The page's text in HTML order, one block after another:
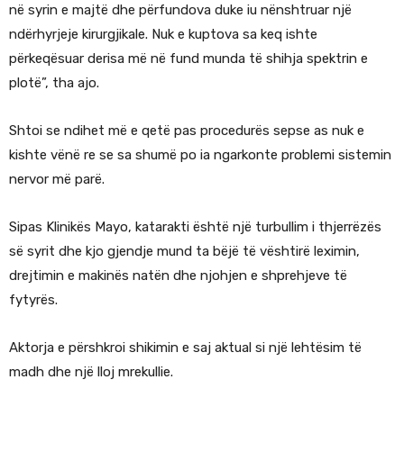
në syrin e majtë dhe përfundova duke iu nënshtruar një
ndërhyrjeje kirurgjikale. Nuk e kuptova sa keq ishte
përkeqësuar derisa më në fund munda të shihja spektrin e
plotë”, tha ajo.
Shtoi se ndihet më e qetë pas procedurës sepse as nuk e
kishte vënë re se sa shumë po ia ngarkonte problemi sistemin
nervor më parë.
Sipas Klinikës Mayo, katarakti është një turbullim i thjerrëzës
së syrit dhe kjo gjendje mund ta bëjë të vështirë leximin,
drejtimin e makinës natën dhe njohjen e shprehjeve të
fytyrës.
Aktorja e përshkroi shikimin e saj aktual si një lehtësim të
madh dhe një lloj mrekullie.